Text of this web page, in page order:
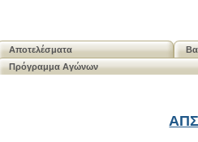
Αποτελέσματα
Πρόγραμμα Αγώνων